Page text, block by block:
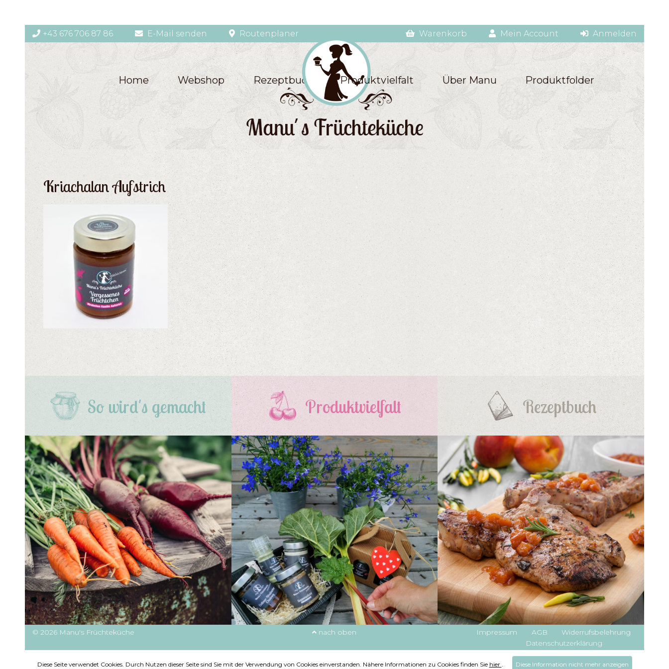
+43 676 706 87 86 E-Mail senden Routenplaner Warenkorb Mein Account Anmelden
Home Webshop Rezeptbuch Produktvielfalt Über Manu Produktfolder
Kriachalan Aufstrich
So wird's gemacht Produktvielfalt Rezeptbuch
© 2026 Manu's Früchteküche nach oben Impressum AGB
Widerrufsbelehrung
Datenschutzerklärung
Diese Seite verwendet Cookies. Durch Nutzen dieser Seite sind Sie mit der Verwendung von Cookies einverstanden. Nähere Informationen zu Cookies finden Sie hier . Diese Information nicht mehr anzeigen